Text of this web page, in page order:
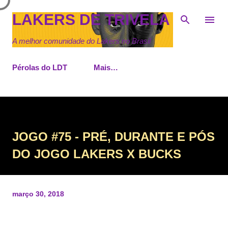
Pular para o conteúdo principal
LAKERS DE TRIVELA
A melhor comunidade do Lakers no Brasil
Pérolas do LDT Mais…
JOGO #75 - PRÉ, DURANTE E PÓS
DO JOGO LAKERS X BUCKS
março 30, 2018